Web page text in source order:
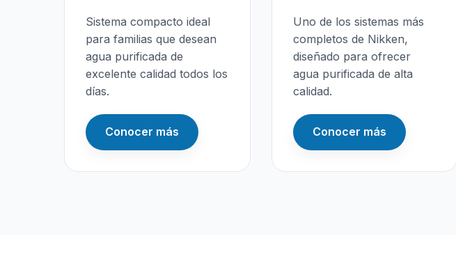
Sistema compacto ideal
para familias que desean
agua purificada de
excelente calidad todos los
días.
Conocer más
Uno de los sistemas más
completos de Nikken,
diseñado para ofrecer
agua purificada de alta
calidad.
Conocer más